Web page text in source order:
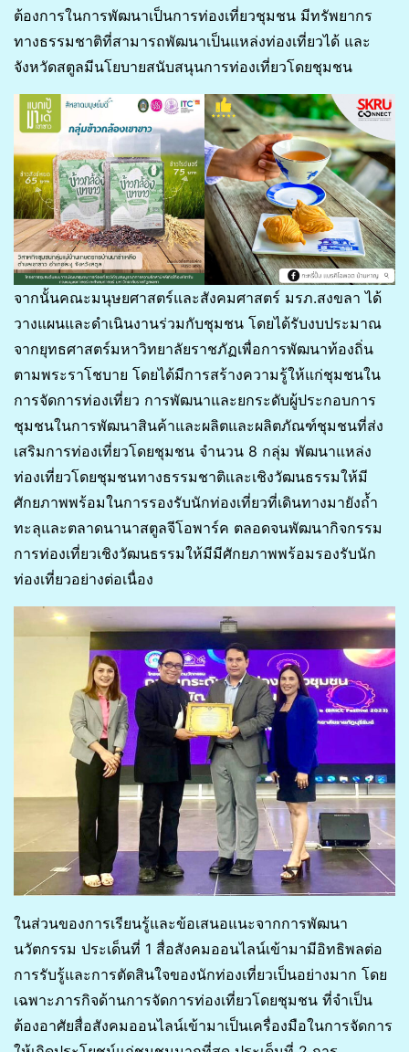
ต้องการในการพัฒนาเป็นการท่องเที่ยวชุมชน มีทรัพยากร
ทางธรรมชาติที่สามารถพัฒนาเป็นแหล่งท่องเที่ยวได้ และ
จังหวัดสตูลมีนโยบายสนับสนุนการท่องเที่ยวโดยชุมชน
จากนั้นคณะมนุษยศาสตร์และสังคมศาสตร์ มรภ.สงขลา ได้
วางแผนและดำเนินงานร่วมกับชุมชน โดยได้รับงบประมาณ
จากยุทธศาสตร์มหาวิทยาลัยราชภัฏเพื่อการพัฒนาท้องถิ่น
ตามพระราโชบาย โดยได้มีการสร้างความรู้ให้แก่ชุมชนใน
การจัดการท่องเที่ยว การพัฒนาและยกระดับผู้ประกอบการ
ชุมชนในการพัฒนาสินค้าและผลิตและผลิตภัณฑ์ชุมชนที่ส่ง
เสริมการท่องเที่ยวโดยชุมชน จำนวน 8 กลุ่ม พัฒนาแหล่ง
ท่องเที่ยวโดยชุมชนทางธรรมชาติและเชิงวัฒนธรรมให้มี
ศักยภาพพร้อมในการรองรับนักท่องเที่ยวที่เดินทางมายังถ้ำ
ทะลุและตลาดนานาสตูลจีโอพาร์ค ตลอดจนพัฒนากิจกรรม
การท่องเที่ยวเชิงวัฒนธรรมให้มีมีศักยภาพพร้อมรองรับนัก
ท่องเที่ยวอย่างต่อเนื่อง
ในส่วนของการเรียนรู้และข้อเสนอแนะจากการพัฒนา
นวัตกรรม ประเด็นที่ 1 สื่อสังคมออนไลน์เข้ามามีอิทธิพลต่อ
การรับรู้และการตัดสินใจของนักท่องเที่ยวเป็นอย่างมาก โดย
เฉพาะภารกิจด้านการจัดการท่องเที่ยวโดยชุมชน ที่จำเป็น
ต้องอาศัยสื่อสังคมออนไลน์เข้ามาเป็นเครื่องมือในการจัดการ